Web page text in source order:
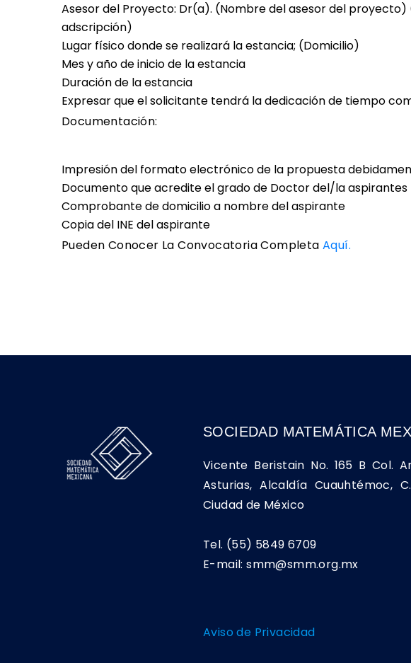
Asesor del Proyecto: Dr(a). (Nombre del asesor del
adscripción)
Lugar físico donde se realizará la estancia; (Domicilio)
Mes y año de inicio de la estancia
Duración de la estancia
Expresar que el solicitante tendrá la dedicación de tiempo
Documentación:
Impresión del formato electrónico de la propuesta
Documento que acredite el grado de Doctor del/la aspirantes
Comprobante de domicilio a nombre del aspirante
Copia del INE del aspirante
Pueden Conocer La Convocatoria Completa Aquí.
SOCIEDAD MATEMÁTICA
Vicente Beristain No. 165 B Col.
Asturias, Alcaldía Cuauhtémoc,
Ciudad de México
Tel. (55) 5849 6709
E-mail: smm@smm.org.mx
Aviso de Privacidad